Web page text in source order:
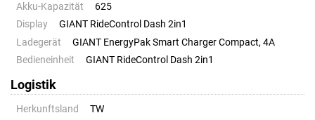
Akku-Kapazität
625
Display
GIANT RideControl Dash 2in1
Ladegerät
GIANT EnergyPak Smart Charger Compact, 4A
Bedieneinheit
GIANT RideControl Dash 2in1
Logistik
Herkunftsland
TW